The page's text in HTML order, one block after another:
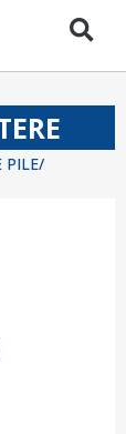
PILE/